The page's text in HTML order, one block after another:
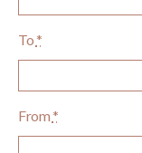
To*
From*